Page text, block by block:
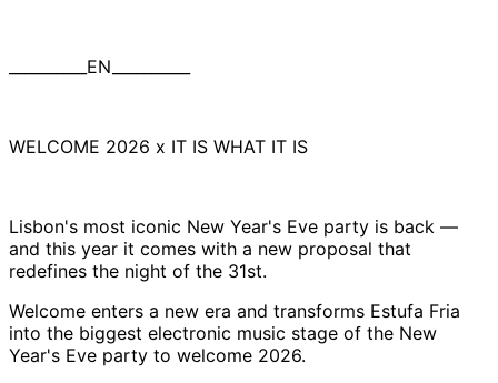
__________EN__________
WELCOME 2026 x IT IS WHAT IT IS
Lisbon's most iconic New Year's Eve party is back —
and this year it comes with a new proposal that
redefines the night of the 31st.
Welcome enters a new era and transforms Estufa Fria
into the biggest electronic music stage of the New
Year's Eve party to welcome 2026.